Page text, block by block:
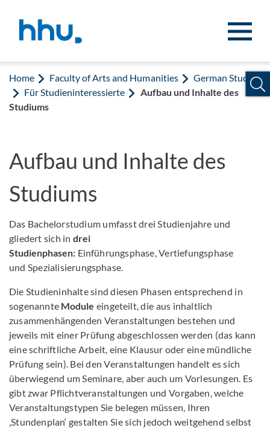
Home Faculty of Arts and Humanities
German Studies
Für Studieninteressierte
Aufbau und Inhalte des
Studiums
Aufbau und Inhalte des
Studiums
Das Bachelorstudium umfasst drei Studienjahre und
gliedert sich indrei
Studienphasen: Einführungsphase, Vertiefungsphase
und Spezialisierungsphase.
Die Studieninhalte sind diesen Phasen entsprechend in
sogenannte Module eingeteilt, die aus inhaltlich
zusammenhängenden Veranstaltungen bestehen und
jeweils mit einer Prüfung abgeschlossen werden (das kann
eine schriftliche Arbeit, eine Klausur oder eine mündliche
Prüfung sein). Bei den Veranstaltungen handelt es sich
überwiegend um Seminare, aber auch um Vorlesungen. Es
gibt zwar Pflichtveranstaltungen und Vorgaben, welche
Veranstaltungstypen Sie belegen müssen, Ihren
‚Stundenplan‘ gestalten Sie sich jedoch weitgehend selbst